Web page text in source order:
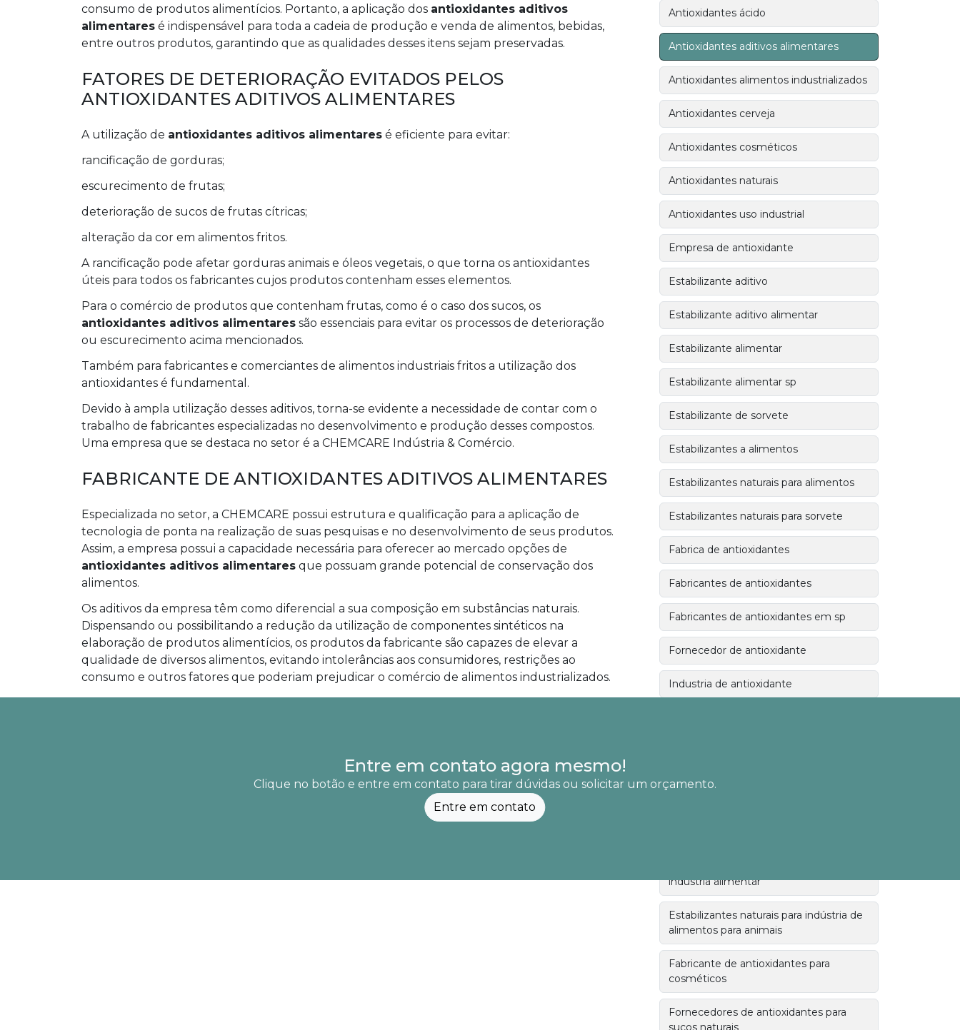
consumo de produtos alimentícios. Portanto, a aplicação dos antioxidantes aditivos
alimentares é indispensável para toda a cadeia de produção e venda de alimentos, bebidas,
entre outros produtos, garantindo que as qualidades desses itens sejam preservadas.
FATORES DE DETERIORAÇÃO EVITADOS PELOS
ANTIOXIDANTES ADITIVOS ALIMENTARES
A utilização de antioxidantes aditivos alimentares é eficiente para evitar:
rancificação de gorduras;
escurecimento de frutas;
deterioração de sucos de frutas cítricas;
alteração da cor em alimentos fritos.
A rancificação pode afetar gorduras animais e óleos vegetais, o que torna os antioxidantes
úteis para todos os fabricantes cujos produtos contenham esses elementos.
Para o comércio de produtos que contenham frutas, como é o caso dos sucos, os
antioxidantes aditivos alimentares são essenciais para evitar os processos de deterioração
ou escurecimento acima mencionados.
Também para fabricantes e comerciantes de alimentos industriais fritos a utilização dos
antioxidantes é fundamental.
Devido à ampla utilização desses aditivos, torna-se evidente a necessidade de contar com o
trabalho de fabricantes especializadas no desenvolvimento e produção desses compostos.
Uma empresa que se destaca no setor é a CHEMCARE Indústria & Comércio.
FABRICANTE DE ANTIOXIDANTES ADITIVOS ALIMENTARES
Especializada no setor, a CHEMCARE possui estrutura e qualificação para a aplicação de
tecnologia de ponta na realização de suas pesquisas e no desenvolvimento de seus produtos.
Assim, a empresa possui a capacidade necessária para oferecer ao mercado opções de
antioxidantes aditivos alimentares que possuam grande potencial de conservação dos
alimentos.
Os aditivos da empresa têm como diferencial a sua composição em substâncias naturais.
Dispensando ou possibilitando a redução da utilização de componentes sintéticos na
elaboração de produtos alimentícios, os produtos da fabricante são capazes de elevar a
qualidade de diversos alimentos, evitando intolerâncias aos consumidores, restrições ao
consumo e outros fatores que poderiam prejudicar o comércio de alimentos industrializados.
Entre em contato agora mesmo!
Clique no botão e entre em contato para tirar dúvidas ou solicitar um orçamento.
Entre em contato
Antioxidantes ácido
Antioxidantes aditivos alimentares
Antioxidantes alimentos industrializados
Antioxidantes cerveja
Antioxidantes cosméticos
Antioxidantes naturais
Antioxidantes uso industrial
Empresa de antioxidante
Estabilizante aditivo
Estabilizante aditivo alimentar
Estabilizante alimentar
Estabilizante alimentar sp
Estabilizante de sorvete
Estabilizantes a alimentos
Estabilizantes naturais para alimentos
Estabilizantes naturais para sorvete
Fabrica de antioxidantes
Fabricantes de antioxidantes
Fabricantes de antioxidantes em sp
Fornecedor de antioxidante
Industria de antioxidante
Distribuidor de antioxidante
indústria alimentar
Estabilizantes naturais para indústria de
alimentos para animais
Fabricante de antioxidantes para
cosméticos
Fornecedores de antioxidantes para
sucos naturais